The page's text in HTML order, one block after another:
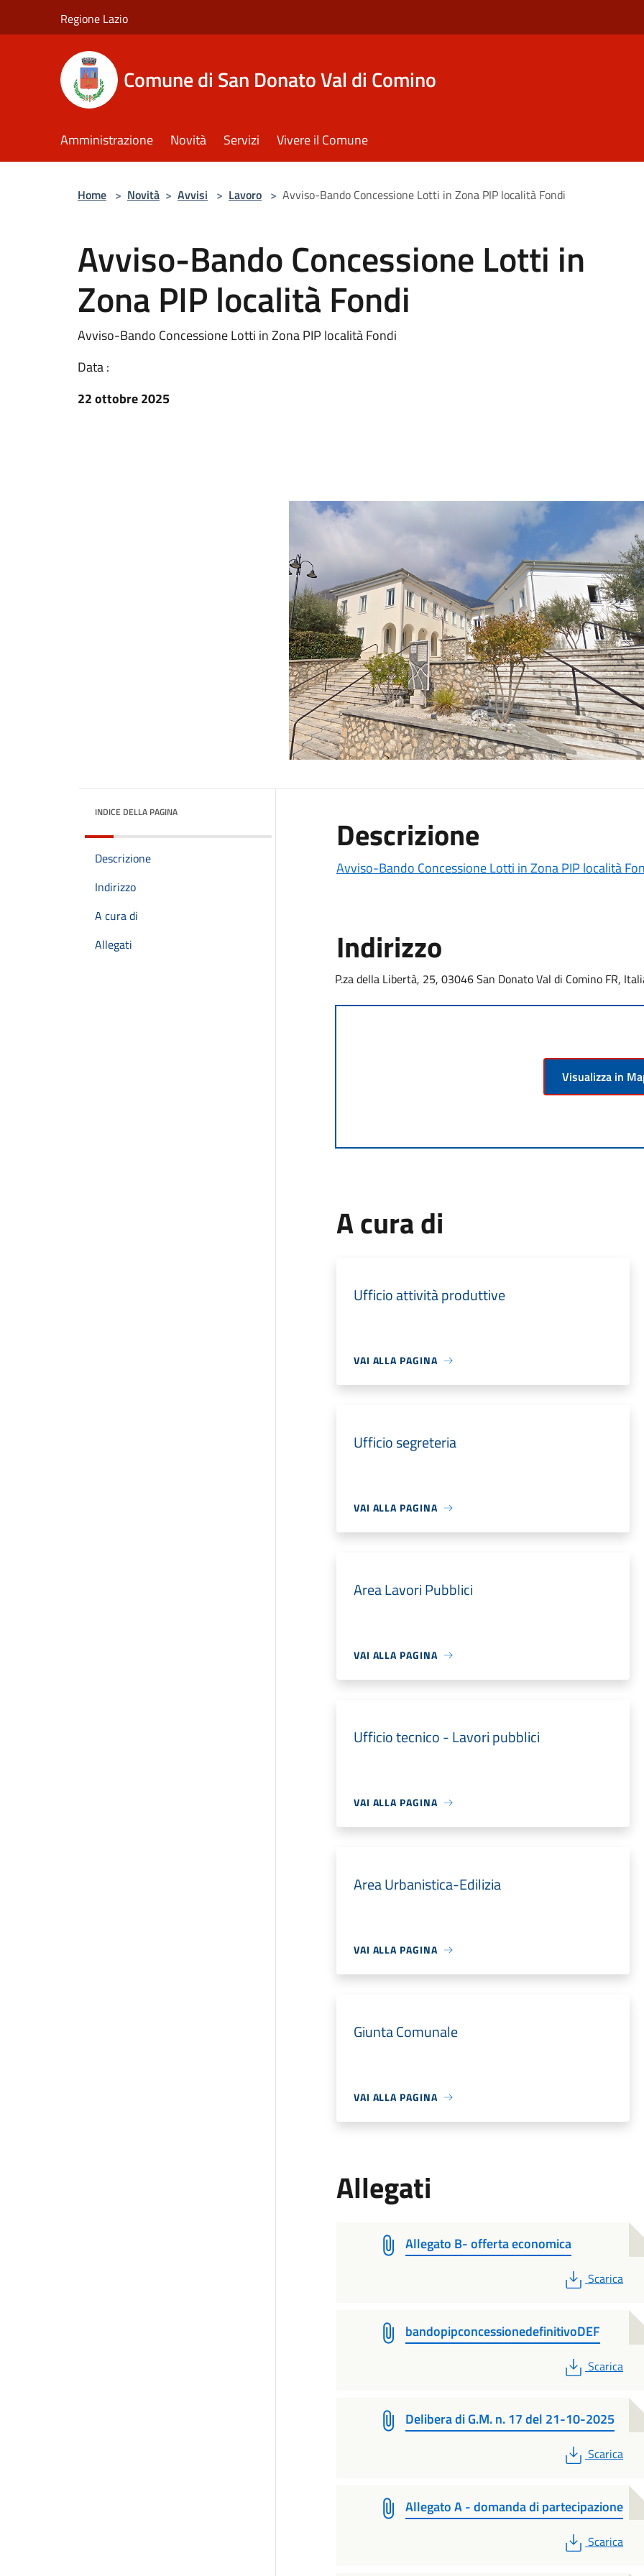
Regione Lazio
Comune di San Donato Val di Comino
Amministrazione Novità Servizi Vivere il Comune
Home > Novità > Avvisi > Lavoro > Avviso-Bando Concessione Lotti in Zona PIP località Fondi
Avviso-Bando Concessione Lotti in
Zona PIP località Fondi
Avviso-Bando Concessione Lotti in Zona PIP località Fondi
Data :
22 ottobre 2025
INDICE DELLA PAGINA
Descrizione
Indirizzo
A cura di
Allegati
Descrizione
Avviso-Bando Concessione Lotti in Zona PIP località
Indirizzo
P.za della Libertà, 25, 03046 San Donato Val di Comino FR,
Visualizza in
A cura di
Ufficio attività produttive
VAI ALLA PAGINA
Ufficio segreteria
VAI ALLA PAGINA
Area Lavori Pubblici
VAI ALLA PAGINA
Ufficio tecnico - Lavori pubblici
VAI ALLA PAGINA
Area Urbanistica-Edilizia
VAI ALLA PAGINA
Giunta Comunale
VAI ALLA PAGINA
Allegati
Allegato B- offerta economica
PDF
Scarica
bandopipconcessionedefinitivoDEF
PDF
Scarica
Delibera di G.M. n. 17 del 21-10-2025
PDF
Scarica
Allegato A - domanda di partecipazione
PDF
Scarica